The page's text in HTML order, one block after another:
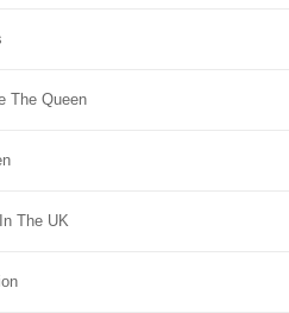
The Queen
The UK